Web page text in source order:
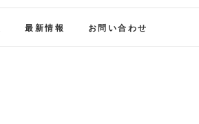
最新情報 お問い合わせ